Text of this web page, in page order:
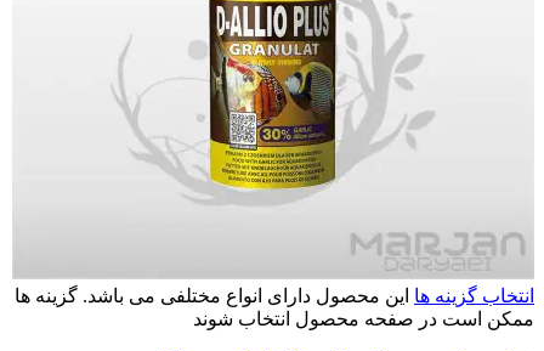
انتخاب گزینه ها این محصول دارای انواع مختلفی می باشد. گزینه ها
ممکن است در صفحه محصول انتخاب شوند